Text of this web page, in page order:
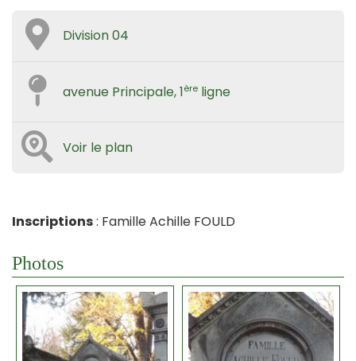
Division 04
avenue Principale, 1ère ligne
Voir le plan
Inscriptions: Famille Achille FOULD
Photos